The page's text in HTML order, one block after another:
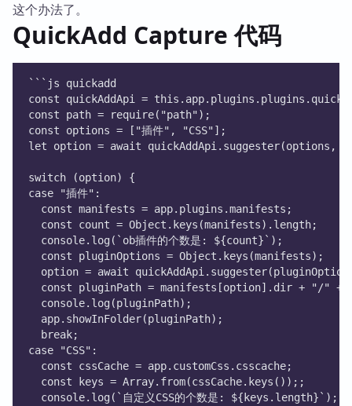
这个办法了。
QuickAdd Capture 代码
```js quickadd
const quickAddApi =
const path = require("path");
const options = ["插件", "CSS"];
let option = await quickAddApi.suggester(options,
switch (option) {
case "插件":
  const manifests = app.plugins.manifests;
  const count = Object.keys(manifests).length;
  console.log(`ob插件的个数是: ${count}`);
  const pluginOptions = Object.keys(manifests);
option = await
const pluginPath = manifests[option].dir + "/" +
  console.log(pluginPath);
  app.showInFolder(pluginPath);
  break;
case "CSS":
  const cssCache = app.customCss.csscache;
  const keys = Array.from(cssCache.keys());;
  console.log(`自定义CSS的个数是: ${keys.length}`);